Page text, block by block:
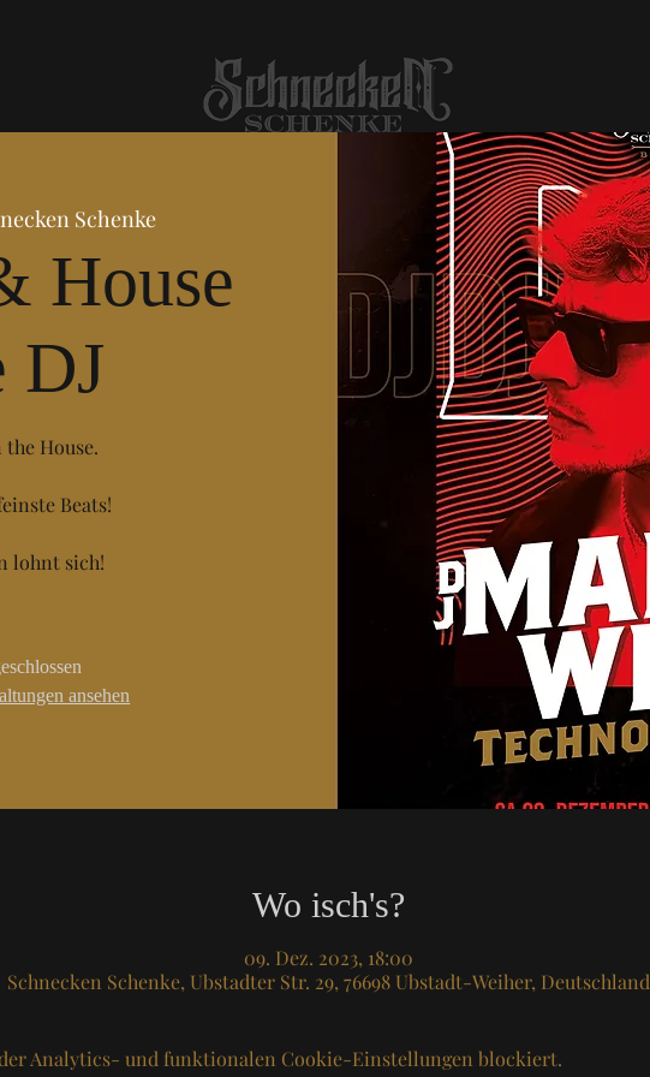
Schenke
House
DJ
the House.
Beats!
lohnt sich!
ansehen
Wo isch's?
09. Dez. 2023, 18:00
Schnecken Schenke, Ubstadter Str. 29, 76698 Ubstadt-Weiher, Deutschland
Analytics- und funktionalen Cookie-Einstellungen blockiert.